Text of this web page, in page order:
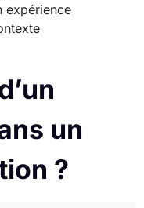
expérience
un
?